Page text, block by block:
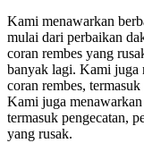
Kami menawarkan
mulai dari perbaikan
coran rembes yang
banyak lagi. Kami juga
coran rembes,
Kami juga
termasuk pengecatan,
yang rusak.